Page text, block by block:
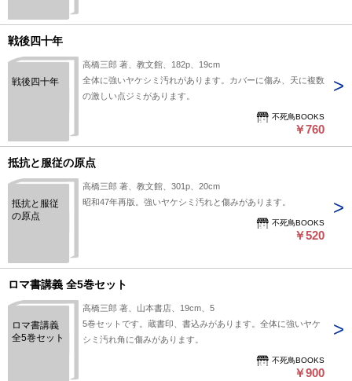
戦後四十年
戦後四十年
高橋三郎 著、教文館、182p、19cm
全体に強いヤケシミ汚れがあります。カバーに傷み、天に複数
の激しい点ジミがあります。
不死鳥BOOKS
￥760
抵抗と服従の原点
抵抗と服従
の原点
高橋三郎 著、教文館、301p、20cm
昭和47年再版。強いヤケシミ汚れと傷みがあります。
不死鳥BOOKS
￥520
ロマ書講義 全5巻セット
ロマ書講義
全5巻セット
高橋三郎 著、山本書店、19cm、5
5巻セットです。蔵書印、書込みがあります。全体に強いヤケ
シミ汚れ角に傷みがあります。
不死鳥BOOKS
￥900